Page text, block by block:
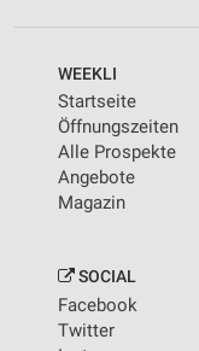
WEEKLI
Startseite
Öffnungszeiten
Alle Prospekte
Angebote
Magazin
SOCIAL
Facebook
Twitter